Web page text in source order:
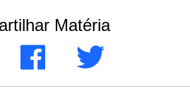
Matéria